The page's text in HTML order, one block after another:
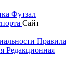
Футзал
Сайт
Правила
Редакционная